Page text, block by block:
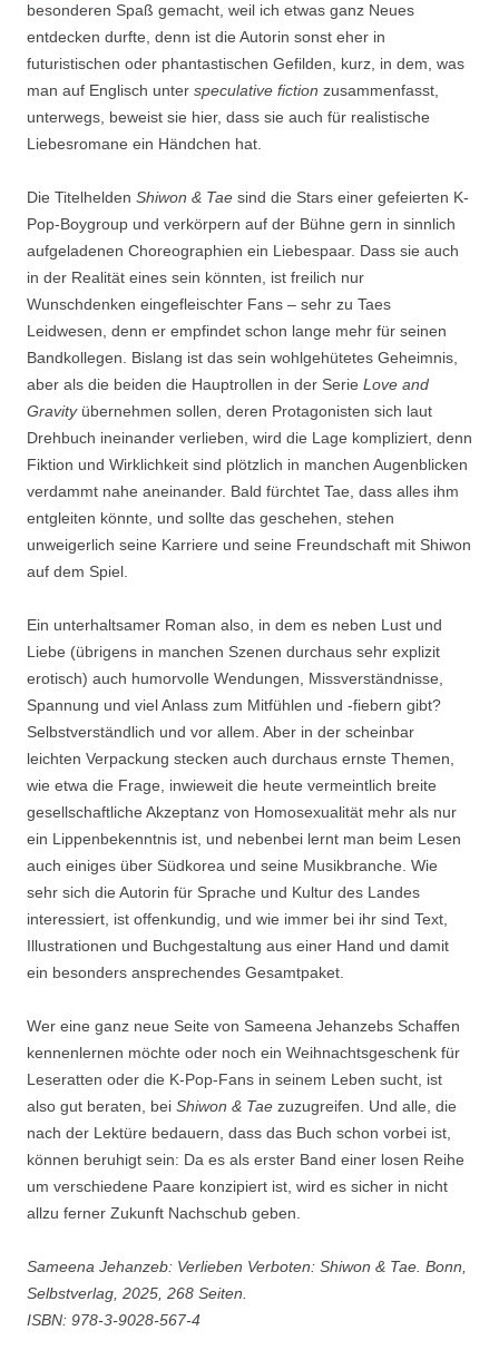
besonderen Spaß gemacht, weil ich etwas ganz Neues
entdecken durfte, denn ist die Autorin sonst eher in
futuristischen oder phantastischen Gefilden, kurz, in dem, was
man auf Englisch unter speculative fiction zusammenfasst,
unterwegs, beweist sie hier, dass sie auch für realistische
Liebesromane ein Händchen hat.
Die Titelhelden Shiwon & Tae sind die Stars einer gefeierten K-
Pop-Boygroup und verkörpern auf der Bühne gern in sinnlich
aufgeladenen Choreographien ein Liebespaar. Dass sie auch
in der Realität eines sein könnten, ist freilich nur
Wunschdenken eingefleischter Fans – sehr zu Taes
Leidwesen, denn er empfindet schon lange mehr für seinen
Bandkollegen. Bislang ist das sein wohlgehütetes Geheimnis,
aber als die beiden die Hauptrollen in der Serie Love and
Gravity übernehmen sollen, deren Protagonisten sich laut
Drehbuch ineinander verlieben, wird die Lage kompliziert, denn
Fiktion und Wirklichkeit sind plötzlich in manchen Augenblicken
verdammt nahe aneinander. Bald fürchtet Tae, dass alles ihm
entgleiten könnte, und sollte das geschehen, stehen
unweigerlich seine Karriere und seine Freundschaft mit Shiwon
auf dem Spiel.
Ein unterhaltsamer Roman also, in dem es neben Lust und
Liebe (übrigens in manchen Szenen durchaus sehr explizit
erotisch) auch humorvolle Wendungen, Missverständnisse,
Spannung und viel Anlass zum Mitfühlen und -fiebern gibt?
Selbstverständlich und vor allem. Aber in der scheinbar
leichten Verpackung stecken auch durchaus ernste Themen,
wie etwa die Frage, inwieweit die heute vermeintlich breite
gesellschaftliche Akzeptanz von Homosexualität mehr als nur
ein Lippenbekenntnis ist, und nebenbei lernt man beim Lesen
auch einiges über Südkorea und seine Musikbranche. Wie
sehr sich die Autorin für Sprache und Kultur des Landes
interessiert, ist offenkundig, und wie immer bei ihr sind Text,
Illustrationen und Buchgestaltung aus einer Hand und damit
ein besonders ansprechendes Gesamtpaket.
Wer eine ganz neue Seite von Sameena Jehanzebs Schaffen
kennenlernen möchte oder noch ein Weihnachtsgeschenk für
Leseratten oder die K-Pop-Fans in seinem Leben sucht, ist
also gut beraten, bei Shiwon & Tae zuzugreifen. Und alle, die
nach der Lektüre bedauern, dass das Buch schon vorbei ist,
können beruhigt sein: Da es als erster Band einer losen Reihe
um verschiedene Paare konzipiert ist, wird es sicher in nicht
allzu ferner Zukunft Nachschub geben.
Sameena Jehanzeb: Verlieben Verboten: Shiwon & Tae. Bonn,
Selbstverlag, 2025, 268 Seiten.
ISBN: 978-3-9028-567-4